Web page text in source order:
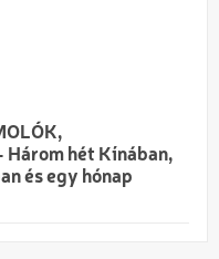
Három hét Kínában,
és egy hónap